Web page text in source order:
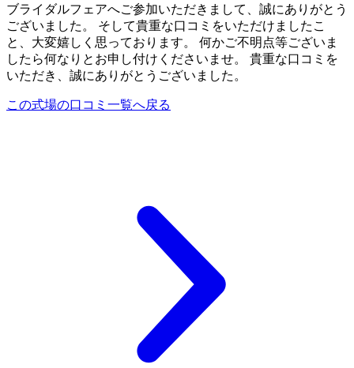
ブライダルフェアへご参加いただきまして、誠にありがとう
ございました。 そして貴重な口コミをいただけましたこ
と、大変嬉しく思っております。 何かご不明点等ございま
したら何なりとお申し付けくださいませ。 貴重な口コミを
いただき、誠にありがとうございました。
この式場の口コミ一覧へ戻る